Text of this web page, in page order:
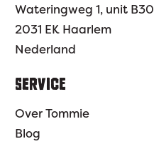
Wateringweg 1, unit B30
2031 EK Haarlem
Nederland
SERVICE
Over Tommie
Blog